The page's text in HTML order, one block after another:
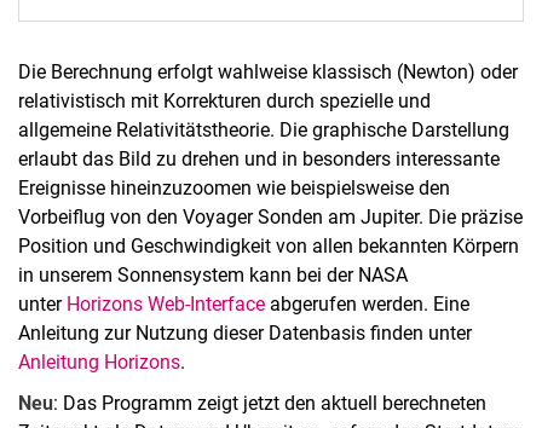
Die Berechnung erfolgt wahlweise klassisch (Newton) oder
relativistisch mit Korrekturen durch spezielle und
allgemeine Relativitätstheorie. Die graphische Darstellung
erlaubt das Bild zu drehen und in besonders interessante
Ereignisse hineinzuzoomen wie beispielsweise den
Vorbeiflug von den Voyager Sonden am Jupiter. Die präzise
Position und Geschwindigkeit von allen bekannten Körpern
in unserem Sonnensystem kann bei der NASA
unter Horizons Web-Interface abgerufen werden. Eine
Anleitung zur Nutzung dieser Datenbasis finden unter
Anleitung Horizons.
Neu: Das Programm zeigt jetzt den aktuell berechneten